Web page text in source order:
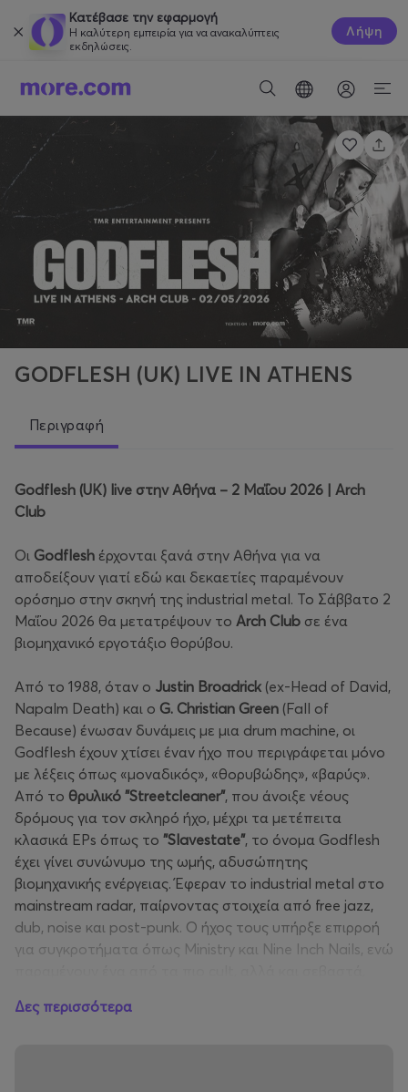
Κατέβασε την εφαρμογή
Η καλύτερη εμπειρία για να ανακαλύπτεις
εκδηλώσεις.
Λήψη
GODFLESH (UK) LIVE IN ATHENS
Περιγραφή
Godflesh (UK) live στην Αθήνα – 2 Μαΐου 2026 | Arch
Club
Οι Godflesh έρχονται ξανά στην Αθήνα για να
αποδείξουν γιατί εδώ και δεκαετίες παραμένουν
ορόσημο στην σκηνή της industrial metal. Το Σάββατο 2
Μαΐου 2026 θα μετατρέψουν το Arch Club σε ένα
βιομηχανικό εργοτάξιο θορύβου.
Από το 1988, όταν ο Justin Broadrick (ex-Head of David,
Napalm Death) και ο G. Christian Green (Fall of
Because) ένωσαν δυνάμεις με μια drum machine, οι
Godflesh έχουν χτίσει έναν ήχο που περιγράφεται μόνο
με λέξεις όπως «μοναδικός», «θορυβώδης», «βαρύς».
Από το θρυλικό "Streetcleaner", που άνοιξε νέους
δρόμους για τον σκληρό ήχο, μέχρι τα μετέπειτα
κλασικά EPs όπως το "Slavestate", το όνομα Godflesh
έχει γίνει συνώνυμο της ωμής, αδυσώπητης
βιομηχανικής ενέργειας. Έφεραν το industrial metal στο
mainstream radar, παίρνοντας στοιχεία από free jazz,
dub, noise και post-punk. Ο ήχος τους υπήρξε επιρροή
για συγκροτήματα όπως Ministry και Nine Inch Nails, ενώ
Δες περισσότερα